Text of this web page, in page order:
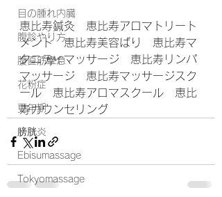
目の腫れ内臓
腹診やり方
腹直筋攣急
花粉症
更年期
膀胱炎
Ebisumassage
Tokyomassage
恵比寿鍼灸　恵比寿アロマトリート
メント　恵比寿美容ばり　恵比寿マ
タニティマッサージ　恵比寿リンパ
マッサージ　恵比寿マッサージスク
ール　恵比寿アロマスクール　恵比
寿カウンセリング